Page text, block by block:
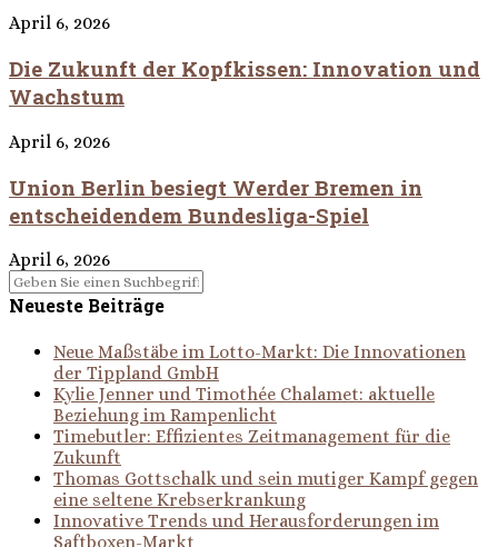
April 6, 2026
Die Zukunft der Kopfkissen: Innovation und
Wachstum
April 6, 2026
Union Berlin besiegt Werder Bremen in
entscheidendem Bundesliga-Spiel
April 6, 2026
Neueste Beiträge
Neue Maßstäbe im Lotto-Markt: Die Innovationen
der Tippland GmbH
Kylie Jenner und Timothée Chalamet: aktuelle
Beziehung im Rampenlicht
Timebutler: Effizientes Zeitmanagement für die
Zukunft
Thomas Gottschalk und sein mutiger Kampf gegen
eine seltene Krebserkrankung
Innovative Trends und Herausforderungen im
Saftboxen-Markt